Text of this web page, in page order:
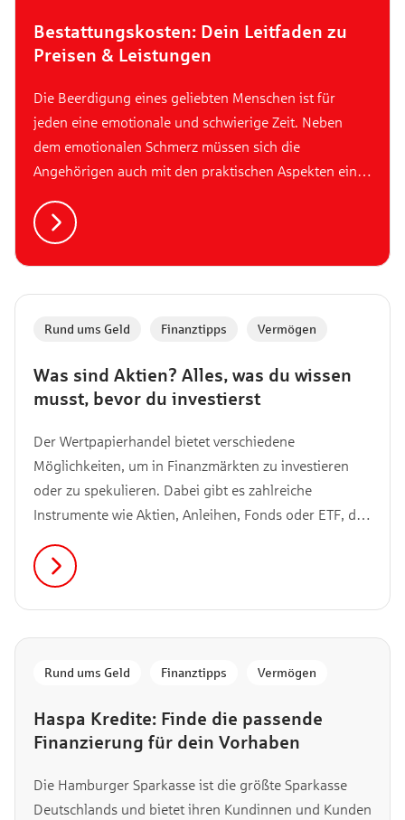
Bestattungskosten: Dein Leitfaden zu
Preisen & Leistungen
Die Beerdigung eines geliebten Menschen ist für
jeden eine emotionale und schwierige Zeit. Neben
dem emotionalen Schmerz müssen sich die
Angehörigen auch mit den praktischen Aspekten einer
Kosten. Die Kosten einer Bestattung können
allerdings je nach individuellen Vorlieben, örtlichen
Gepflogenheiten und der gewählten Bestattungsart
stark variieren. In diesem Artikel werfen wir einen
einer Bestattung verbunden sind, und wie Familien
sich darauf vorbereiten können.
Was sind Aktien? Alles, was du wissen
musst, bevor du investierst
Rund ums Geld Finanztipps Vermögen
Der Wertpapierhandel bietet verschiedene
Möglichkeiten, um in Finanzmärkten zu investieren
oder zu spekulieren. Dabei gibt es zahlreiche
Instrumente wie Aktien, Anleihen, Fonds oder ETF, die
haben. Was du alles beachten musst, bevor du selbst
in Aktien investierst, verraten wir dir hier.
Haspa Kredite: Finde die passende
Finanzierung für dein Vorhaben
Rund ums Geld Finanztipps Vermögen
Die Hamburger Sparkasse ist die größte Sparkasse
Deutschlands und bietet ihren Kundinnen und Kunden